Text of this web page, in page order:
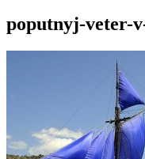
poputnyj-veter-